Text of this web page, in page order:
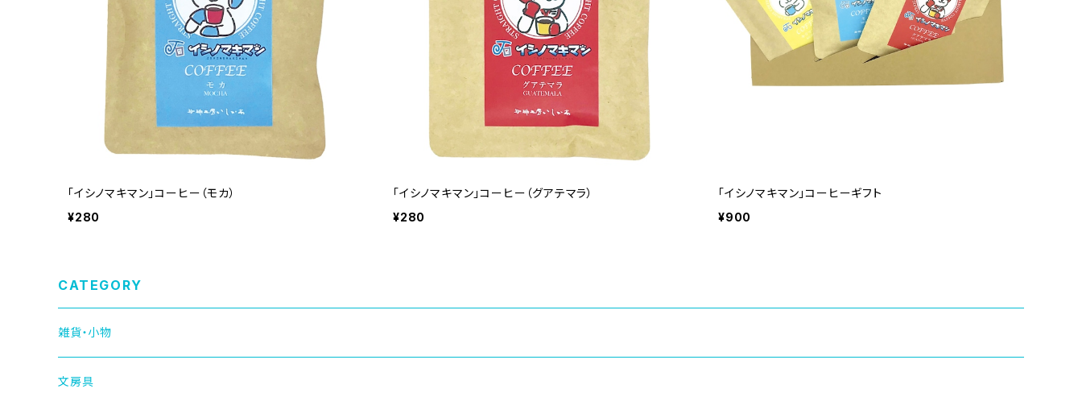
「イシノマキマン」コーヒー（モカ）
¥280
「イシノマキマン」コーヒー（グアテマラ）
¥280
「イシノマキマン」コーヒーギフト
¥900
CATEGORY
雑貨・小物
文房具